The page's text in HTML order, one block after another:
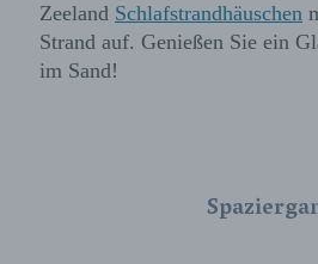
Zeeland Schlafstrandhäuschen
Strand auf. Genießen Sie ein
im Sand!